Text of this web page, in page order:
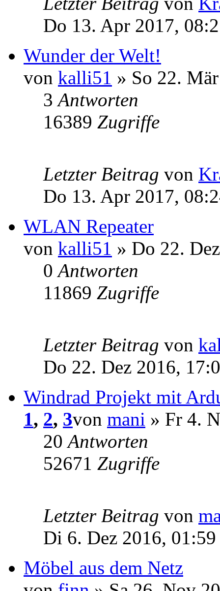
Do 13. Apr 2017,
Wunder der Welt!
von kalli51 » So 22.
3Antworten
16389 Zugriffe
Letzter Beitrag von
Do 13. Apr 2017,
WLAN Repeater
von kalli51 » Do 22.
0Antworten
11869 Zugriffe
Letzter Beitrag von
Do 22. Dez 2016,
Windrad Projekt mit
1, 2, 3von mani » Fr 4.
20Antworten
52671 Zugriffe
Letzter Beitrag von
Di 6. Dez 2016, 01:59
Möbel aus dem Netz